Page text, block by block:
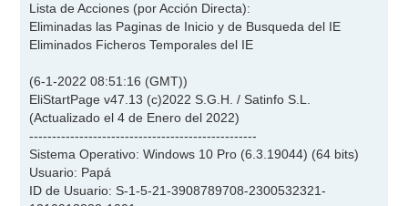
Lista de Acciones (por Acción Directa):
Eliminadas las Paginas de Inicio y de Busqueda del IE
Eliminados Ficheros Temporales del IE
(6-1-2022 08:51:16 (GMT))
EliStartPage v47.13 (c)2022 S.G.H. / Satinfo S.L.
(Actualizado el 4 de Enero del 2022)
--------------------------------------------------
Sistema Operativo: Windows 10 Pro (6.3.19044) (64 bits)
Usuario: Papá
ID de Usuario: S-1-5-21-3908789708-2300532321-